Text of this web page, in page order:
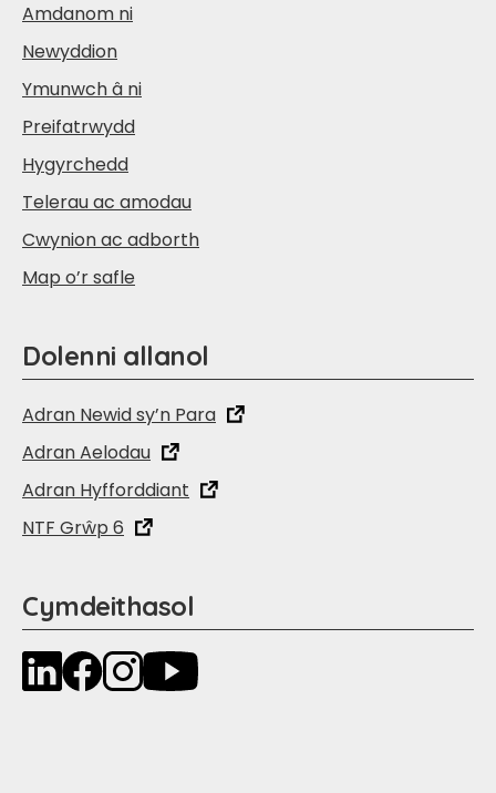
Amdanom ni
Newyddion
Ymunwch â ni
Preifatrwydd
Hygyrchedd
Telerau ac amodau
Cwynion ac adborth
Map o’r safle
Dolenni allanol
Adran Newid sy’n Para
Adran Aelodau
Adran Hyfforddiant
NTF Grŵp 6
Cymdeithasol
LinkedInFacebookInstagramYouTube